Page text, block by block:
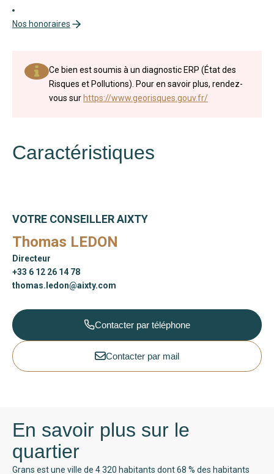
Nos honoraires
Ce bien est soumis à un diagnostic ERP (État des
Risques et Pollutions). Pour en savoir plus, rendez-
vous surhttps://www.georisques.gouv.fr/
Caractéristiques
VOTRE CONSEILLER AIXTY
Thomas LEDON
Directeur
+33 6 12 26 14 78
thomas.ledon@aixty.com
Contacter par téléphone
Contacter par mail
En savoir plus sur le
quartier
Grans est une ville de 4 320 habitants dont 68 % des habitants